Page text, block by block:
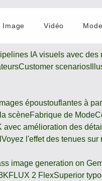
IA visuels avec
Customer scenarios
époustouflantes à
scèneFabrique de Mode
avec amélioration des
Voyez l'effet des tenues
image generation on
FLUX 2 FlexSuperior
Image Vidéo